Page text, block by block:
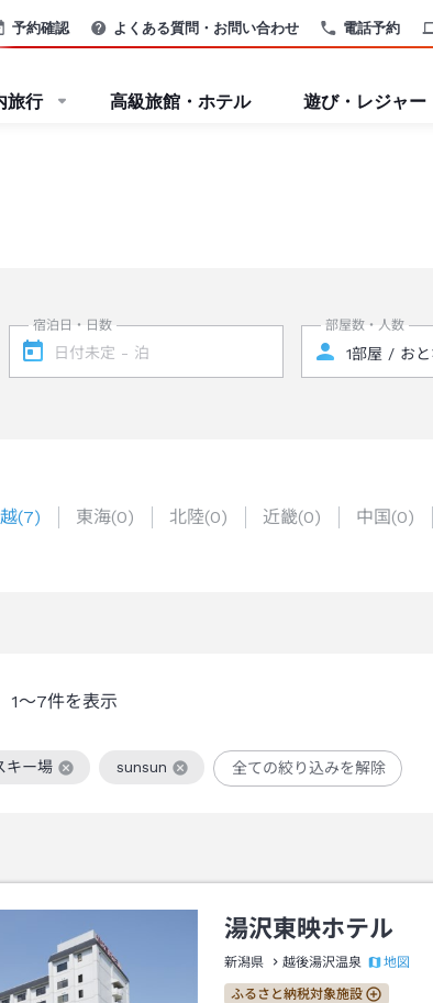
電話予約
予約確認 よくある質問・お問い合わせ
旅行 高級旅館・ホテル 遊び・レジャー
宿泊日・日数 部屋数・人数
(7) 東海(0) 北陸(0) 近畿(0) 中国(0)
1～7件を表示
キー場
条件を解除
sunsun
この絞り込み条件を解除全ての絞り込みを解除
湯沢東映ホテル
新潟県 越後湯沢温泉 地図
ふるさと納税対象施設